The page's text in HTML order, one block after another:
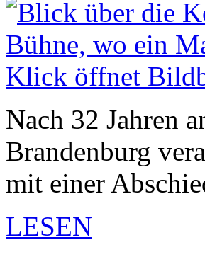
Nach 32 Jahren
Brandenburg
mit einer
LESEN